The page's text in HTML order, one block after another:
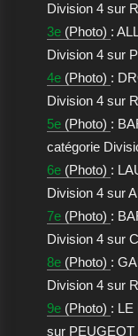
Division 4 sur
3e(Photo) :
Division 4 sur
4e(Photo) :
Division 4 sur
5e(Photo) :
catégorie
6e(Photo) :
Division 4 sur
7e(Photo) :
Division 4 sur
8e(Photo) :
Division 4 sur
9e(Photo) : LE
sur PEUGEOT